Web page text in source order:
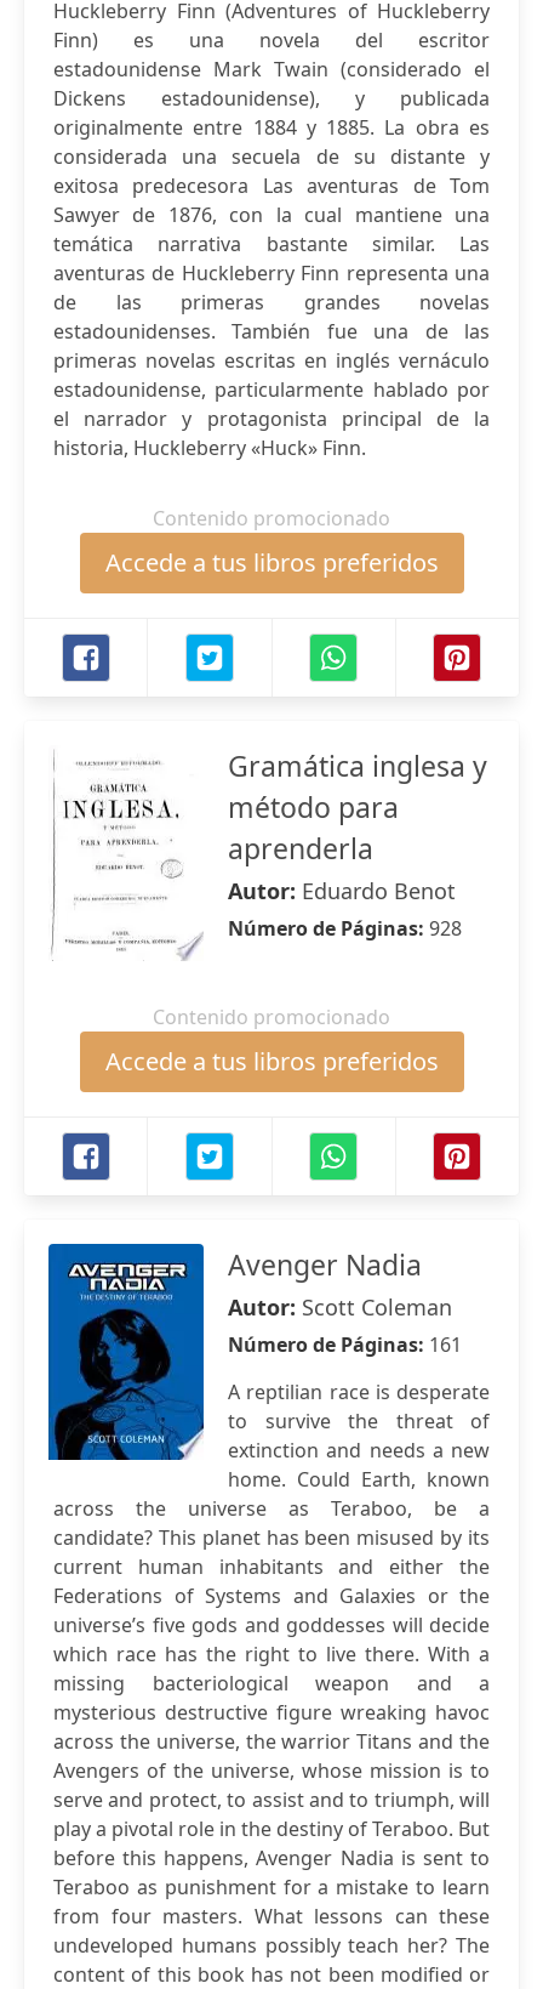
Huckleberry Finn (Adventures of Huckleberry
Finn) es una novela del escritor
estadounidense Mark Twain (considerado el
Dickens estadounidense), y publicada
originalmente entre 1884 y 1885. La obra es
considerada una secuela de su distante y
exitosa predecesora Las aventuras de Tom
Sawyer de 1876, con la cual mantiene una
temática narrativa bastante similar. Las
aventuras de Huckleberry Finn representa una
de las primeras grandes novelas
estadounidenses. También fue una de las
primeras novelas escritas en inglés vernáculo
estadounidense, particularmente hablado por
el narrador y protagonista principal de la
historia, Huckleberry «Huck» Finn.
Contenido promocionado
Accede a tus libros preferidos
Gramática inglesa y
método para
aprenderla
Autor: Eduardo Benot
Número de Páginas: 928
Contenido promocionado
Accede a tus libros preferidos
Avenger Nadia
Autor: Scott Coleman
Número de Páginas: 161
A reptilian race is desperate
to survive the threat of
extinction and needs a new
home. Could Earth, known
across the universe as Teraboo, be a
candidate? This planet has been misused by its
current human inhabitants and either the
Federations of Systems and Galaxies or the
universe’s five gods and goddesses will decide
which race has the right to live there. With a
missing bacteriological weapon and a
mysterious destructive figure wreaking havoc
across the universe, the warrior Titans and the
Avengers of the universe, whose mission is to
serve and protect, to assist and to triumph, will
play a pivotal role in the destiny of Teraboo. But
before this happens, Avenger Nadia is sent to
Teraboo as punishment for a mistake to learn
from four masters. What lessons can these
undeveloped humans possibly teach her? The
content of this book has not been modified or